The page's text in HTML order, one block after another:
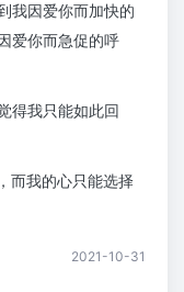
因爱你而加快的
爱你而急促的呼
我只能如此回
我的心只能选择
2021-10-31